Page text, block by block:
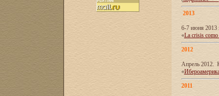
2013
6-7 июня 2013
«La crisis como
2012
Апрель 2012.
«
2011